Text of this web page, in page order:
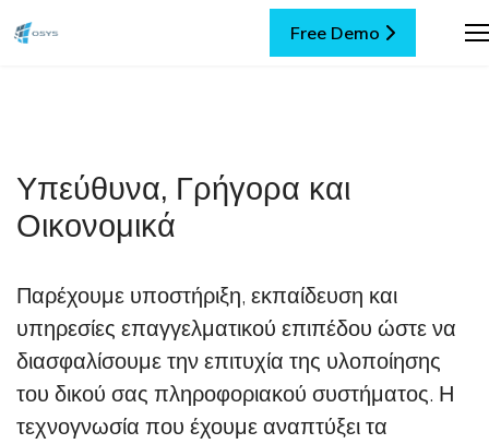
Free Demo
Υπεύθυνα, Γρήγορα και
Οικονομικά
Παρέχουμε υποστήριξη, εκπαίδευση και
υπηρεσίες επαγγελματικού επιπέδου ώστε να
διασφαλίσουμε την επιτυχία της υλοποίησης
του δικού σας πληροφοριακού συστήματος. Η
τεχνογνωσία που έχουμε αναπτύξει τα